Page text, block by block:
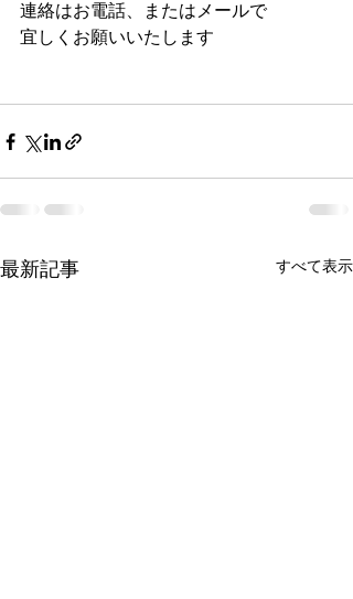
連絡はお電話、またはメールで
宜しくお願いいたします
最新記事 すべて表示